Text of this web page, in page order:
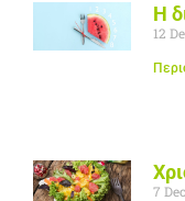
Η
12
7